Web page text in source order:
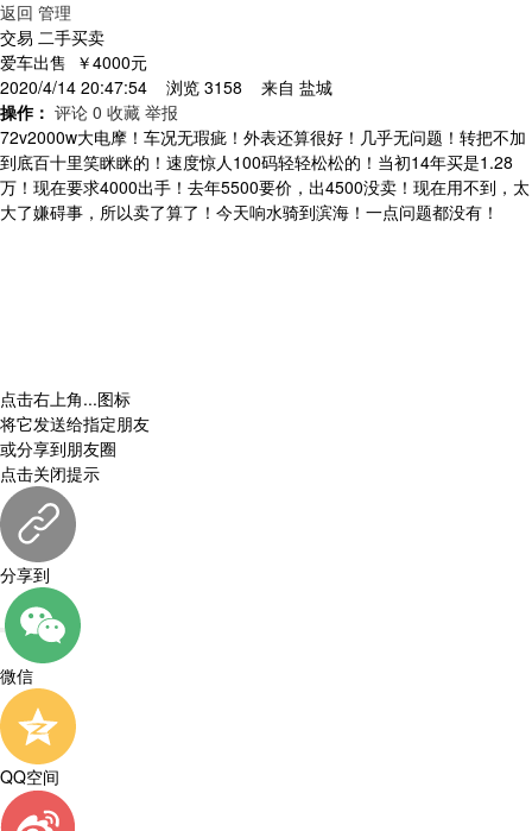
返回 管理
交易 二手买卖
爱车出售 ￥4000元
2020/4/14 20:47:54 浏览 3158 来自 盐城
操作： 评论 0 收藏 举报
72v2000w大电摩！车况无瑕疵！外表还算很好！几乎无问题！转把不加
到底百十里笑眯眯的！速度惊人100码轻轻松松的！当初14年买是1.28
万！现在要求4000出手！去年5500要价，出4500没卖！现在用不到，太
大了嫌碍事，所以卖了算了！今天响水骑到滨海！一点问题都没有！
点击右上角...图标
将它发送给指定朋友
或分享到朋友圈
点击关闭提示
分享到
微信
QQ空间